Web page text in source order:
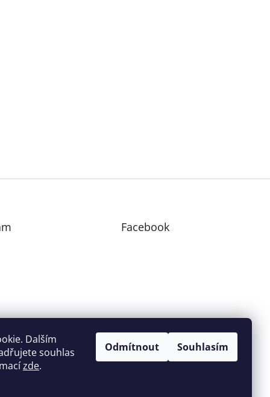
Dalším
souhlas
zde.
Odmítnout Souhlasím
Facebook